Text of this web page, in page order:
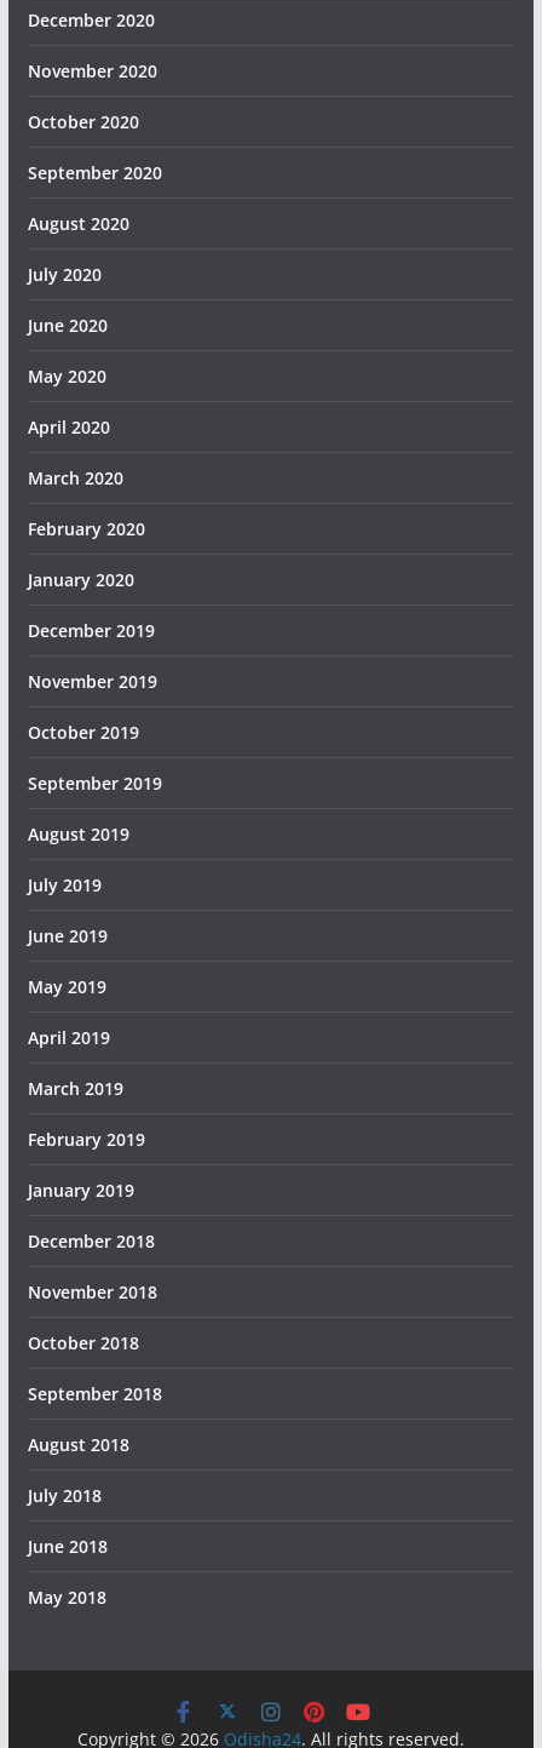
December 2020
November 2020
October 2020
September 2020
August 2020
July 2020
June 2020
May 2020
April 2020
March 2020
February 2020
January 2020
December 2019
November 2019
October 2019
September 2019
August 2019
July 2019
June 2019
May 2019
April 2019
March 2019
February 2019
January 2019
December 2018
November 2018
October 2018
September 2018
August 2018
July 2018
June 2018
May 2018
Copyright © 2026 Odisha24. All rights reserved.